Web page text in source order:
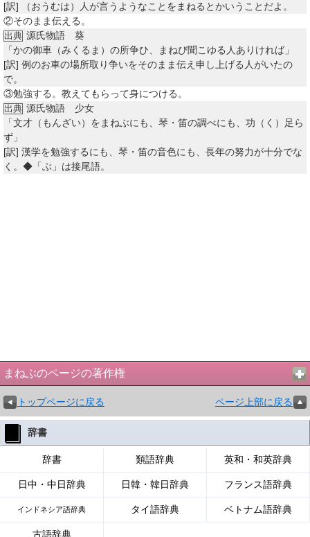
[訳] （おうむは）人が言うようなことをまねるとかいうことだよ。
②そのまま伝える。
出典 源氏物語 葵
「かの御車（みくるま）の所争ひ、まねび聞こゆる人ありければ」
[訳] 例のお車の場所取り争いをそのまま伝え申し上げる人がいたの
で。
③勉強する。教えてもらって身につける。
出典 源氏物語 少女
「文才（もんざい）をまねぶにも、琴・笛の調べにも、功（く）足ら
ず」
[訳] 漢学を勉強するにも、琴・笛の音色にも、長年の努力が十分でな
く。◆「ぶ」は接尾語。
まねぶのページの著作権
トップページに戻る ページ上部に戻る
辞書
辞書 類語辞典 英和・和英辞典
日中・中日辞典 日韓・韓日辞典 フランス語辞典
インドネシア語辞典 タイ語辞典 ベトナム語辞典
古語辞典